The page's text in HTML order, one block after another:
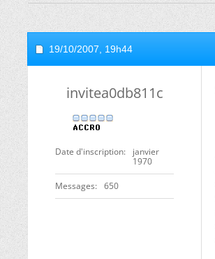
19/10/2007, 19h44
invitea0db811c
Date d'inscription
janvier
1970
Messages 650